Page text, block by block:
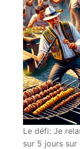
Le défi: Je
sur 5 jours sur